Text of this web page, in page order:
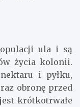
ula i są
życia kolonii.
i pyłku,
obronę przed
krótkotrwałe